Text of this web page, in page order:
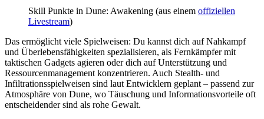
Skill Punkte in Dune: Awakening (aus einem offiziellen
Livestream)
Das ermöglicht viele Spielweisen: Du kannst dich auf Nahkampf
und Überlebensfähigkeiten spezialisieren, als Fernkämpfer mit
taktischen Gadgets agieren oder dich auf Unterstützung und
Ressourcenmanagement konzentrieren. Auch Stealth- und
Infiltrationsspielweisen sind laut Entwicklern geplant – passend zur
Atmosphäre von Dune, wo Täuschung und Informationsvorteile oft
entscheidender sind als rohe Gewalt.